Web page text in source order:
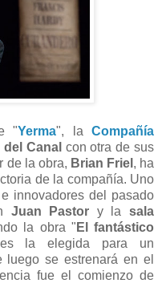
"Yerma", la Compañía
Canal con otra de sus
de la obra, Brian Friel , ha
de la compañía. Uno
innovadores del pasado
Juan Pastor y lasala
la obra " El fantástico
la elegida para un
luego se estrenará en el
fue el comienzo de